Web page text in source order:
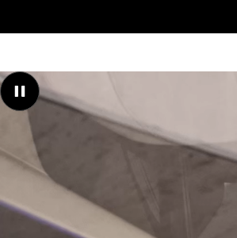
Aufnahme des Innenraums des VLE, der die